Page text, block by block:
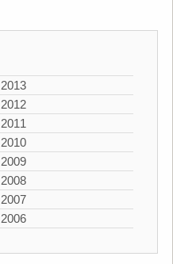
2013
2012
2011
2010
2009
2008
2007
2006